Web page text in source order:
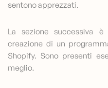
sentono apprezzati.
La sezione successiva
creazione di un
Shopify. Sono presenti
meglio.